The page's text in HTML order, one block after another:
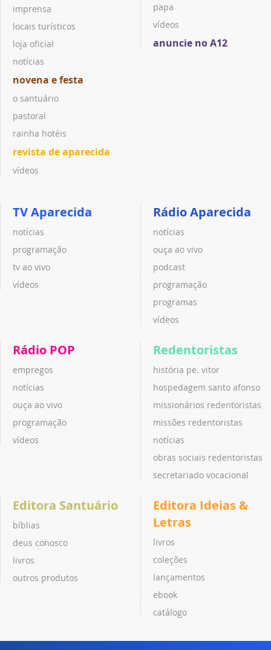
imprensa
locais turísticos
loja oficial
notícias
novena e festa
o santuário
pastoral
rainha hotéis
revista de aparecida
vídeos
papa
vídeos
anuncie no A12
TV Aparecida
notícias
programação
tv ao vivo
vídeos
Rádio Aparecida
notícias
ouça ao vivo
podcast
programação
programas
vídeos
Rádio POP
empregos
notícias
ouça ao vivo
programação
vídeos
Redentoristas
história pe. vitor
hospedagem santo afonso
missionários redentoristas
missões redentoristas
notícias
obras sociais redentoristas
secretariado vocacional
Editora Santuário
bíblias
deus conosco
livros
outros produtos
Editora Ideias &
Letras
livros
coleções
lançamentos
ebook
catálogo